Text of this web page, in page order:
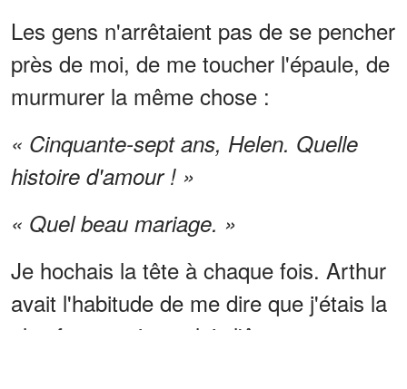
Les gens n'arrêtaient pas de se pencher
près de moi, de me toucher l'épaule, de
murmurer la même chose :
« Cinquante-sept ans, Helen. Quelle
histoire d'amour ! »
« Quel beau mariage. »
Je hochais la tête à chaque fois. Arthur
avait l'habitude de me dire que j'étais la
plus forte, et je voulais l'être encore